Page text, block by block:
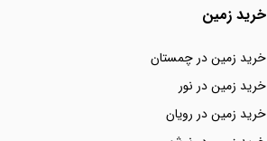
خرید زمین
خرید زمین در چمستان
خرید زمین در نور
خرید زمین در رویان